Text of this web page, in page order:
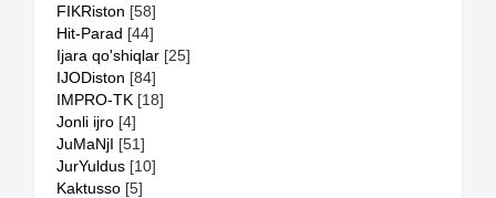
FIKRiston [58]
Hit-Parad [44]
Ijara qo'shiqlar [25]
IJODiston [84]
IMPRO-TK [18]
Jonli ijro [4]
JuMaNjI [51]
JurYuldus [10]
Kaktusso [5]